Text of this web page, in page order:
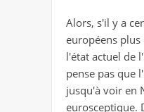
Alors, s'il y a
européens
l'état actuel de
pense pas que
jusqu'à voir en
eurosceptique.